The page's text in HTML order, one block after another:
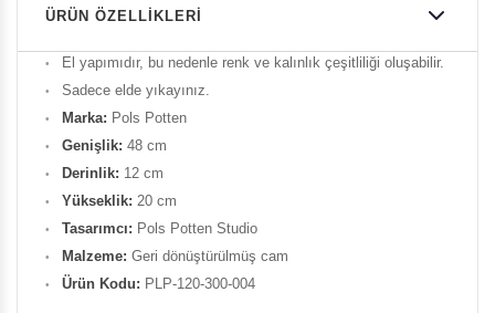
ÜRÜN ÖZELLIKLERI
El yapımıdır, bu nedenle renk ve kalınlık çeşitliliği oluşabilir.
Sadece elde yıkayınız.
Marka: Pols Potten
Genişlik: 48 cm
Derinlik: 12 cm
Yükseklik: 20 cm
Tasarımcı: Pols Potten Studio
Malzeme: Geri dönüştürülmüş cam
Ürün Kodu: PLP-120-300-004